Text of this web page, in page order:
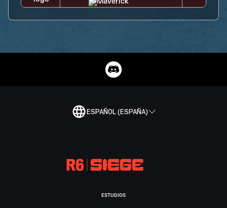
ESPAÑOL (ESPAÑA)
ESTUDIOS